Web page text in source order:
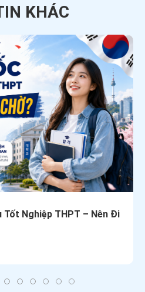
KHÁC
Tốt Nghiệp THPT – Nên Đi